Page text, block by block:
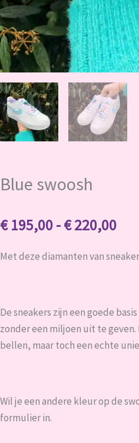
Blue swoosh
€195,00-€220,00
tot
Met deze diamanten van
De sneakers zijn een goede
zonder een miljoen uit te
bellen, maar toch een echte
Wil je een andere kleur op de
formulier in.